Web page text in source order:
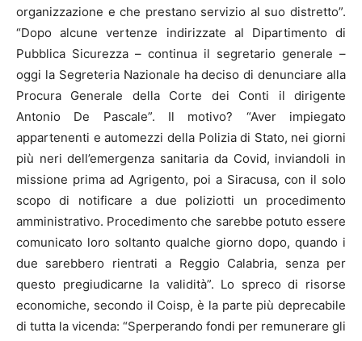
organizzazione e che prestano servizio al suo distretto”.
“Dopo alcune vertenze indirizzate al Dipartimento di
Pubblica Sicurezza – continua il segretario generale –
oggi la Segreteria Nazionale ha deciso di denunciare alla
Procura Generale della Corte dei Conti il dirigente
Antonio De Pascale”. Il motivo? “Aver impiegato
appartenenti e automezzi della Polizia di Stato, nei giorni
più neri dell’emergenza sanitaria da Covid, inviandoli in
missione prima ad Agrigento, poi a Siracusa, con il solo
scopo di notificare a due poliziotti un procedimento
amministrativo. Procedimento che sarebbe potuto essere
comunicato loro soltanto qualche giorno dopo, quando i
due sarebbero rientrati a Reggio Calabria, senza per
questo pregiudicarne la validità”. Lo spreco di risorse
economiche, secondo il Coisp, è la parte più deprecabile
di tutta la vicenda: “Sperperando fondi per remunerare gli